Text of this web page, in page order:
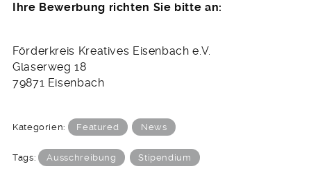
Ihre Bewerbung richten Sie bitte an:
Förderkreis Kreatives Eisenbach e.V.
Glaserweg 18
79871 Eisenbach
Kategorien: Featured News
Tags: Ausschreibung Stipendium